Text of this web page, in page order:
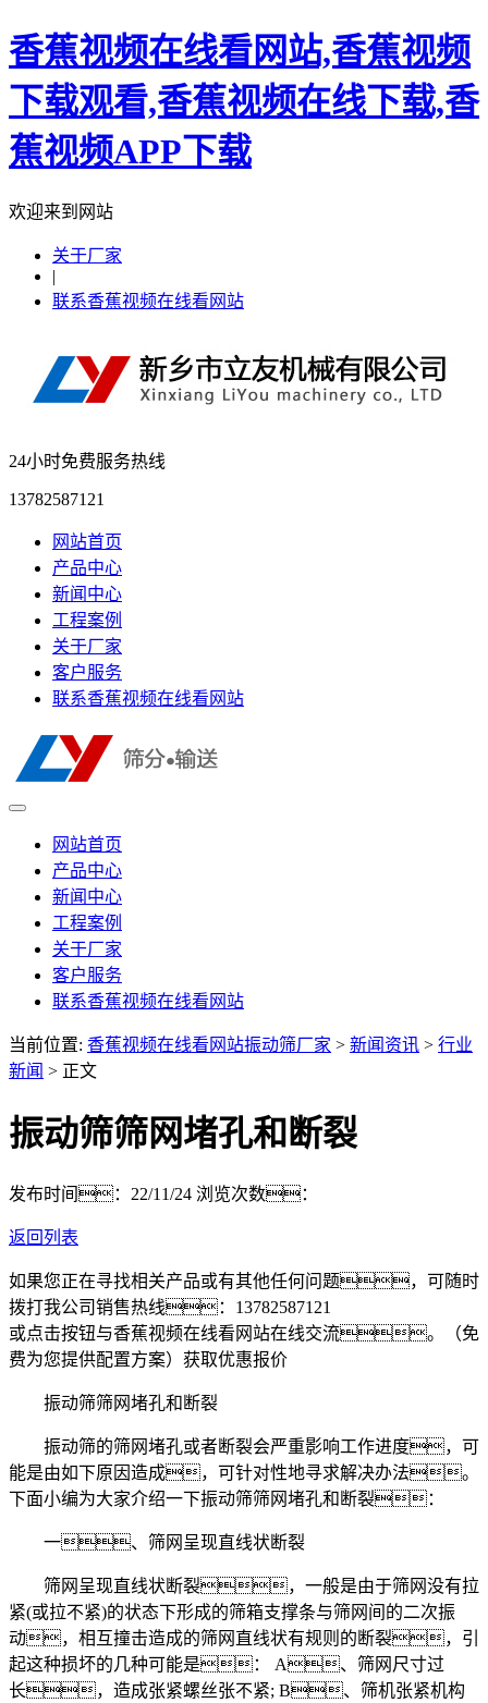
香蕉视频在线看网站,香蕉视频
下载观看,香蕉视频在线下载,香
蕉视频APP下载
欢迎来到网站
关于厂家
|
联系香蕉视频在线看网站
24小时免费服务热线
13782587121
网站首页
产品中心
新闻中心
工程案例
关于厂家
客户服务
联系香蕉视频在线看网站
网站首页
产品中心
新闻中心
工程案例
关于厂家
客户服务
联系香蕉视频在线看网站
当前位置: 香蕉视频在线看网站振动筛厂家 > 新闻资讯 > 行业
新闻 > 正文
振动筛筛网堵孔和断裂
发布时间：22/11/24 浏览次数：
返回列表
如果您正在寻找相关产品或有其他任何问题，可随时
拨打我公司销售热线： 13782587121
或点击按钮与香蕉视频在线看网站在线交流。（免
费为您提供配置方案） 获取优惠报价
振动筛筛网堵孔和断裂
振动筛的筛网堵孔或者断裂会严重影响工作进度，可
能是由如下原因造成，可针对性地寻求解决办法。
下面小编为大家介绍一下振动筛筛网堵孔和断裂：
一、筛网呈现直线状断裂
筛网呈现直线状断裂，一般是由于筛网没有拉
紧(或拉不紧)的状态下形成的筛箱支撑条与筛网间的二次振
动，相互撞击造成的筛网直线状有规则的断裂，引
起这种损坏的几种可能是： A、筛网尺寸过
长，造成张紧螺丝张不紧; B、筛机张紧机构